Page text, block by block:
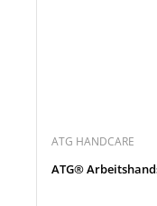
ATG HANDCARE
ATG®